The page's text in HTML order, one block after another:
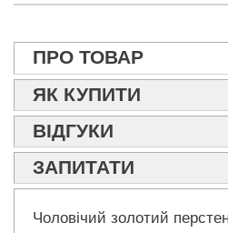
ПРО ТОВАР
ЯК КУПИТИ
ВІДГУКИ
ЗАПИТАТИ
Чоловічий золотий